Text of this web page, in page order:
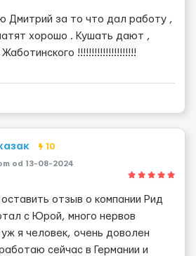
Дмитрий за то что дал работу ,
хорошо . Кушать дают ,
!!!!!!!!!!!!!!!!!!!!!
10
od 13-08-2024
отзыв о компании Рид
с Юрой, много нервов
я человек, очень доволен
сейчас в Германии и